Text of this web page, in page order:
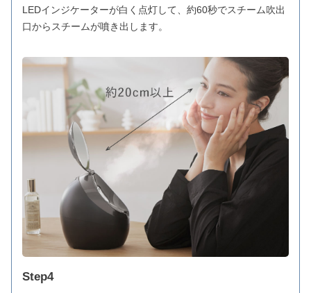
LEDインジケーターが白く点灯して、約60秒でスチーム吹出
口からスチームが噴き出します。
Step4